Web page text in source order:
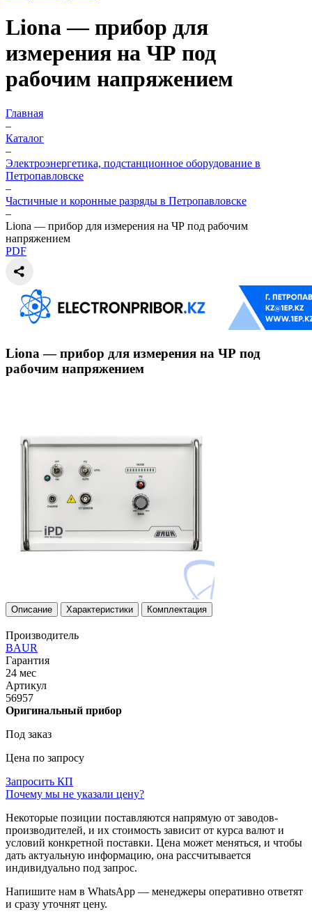
Liona — прибор для
измерения на ЧР под
рабочим напряжением
Главная
–
Каталог
–
Электроэнергетика, подстанционное оборудование в
Петропавловске
–
Частичные и коронные разряды в Петропавловске
–
Liona — прибор для измерения на ЧР под рабочим
напряжением
PDF
Liona — прибор для измерения на ЧР под
рабочим напряжением
Описание Характеристики Комплектация
Производитель
BAUR
Гарантия
24 мес
Артикул
56957
Оригинальный прибор
Под заказ
Цена по запросу
Запросить КП
Почему мы не указали цену?
Некоторые позиции поставляются напрямую от заводов-
производителей, и их стоимость зависит от курса валют и
условий конкретной поставки. Цена может меняться, и чтобы
дать актуальную информацию, она рассчитывается
индивидуально под запрос.
Напишите нам в WhatsApp — менеджеры оперативно ответят
и сразу уточнят цену.